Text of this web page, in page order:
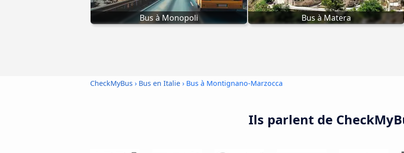
Bus à Monopoli Bus à Matera
CheckMyBus › Bus en Italie › Bus à Montignano-Marzocca
Ils parlent de